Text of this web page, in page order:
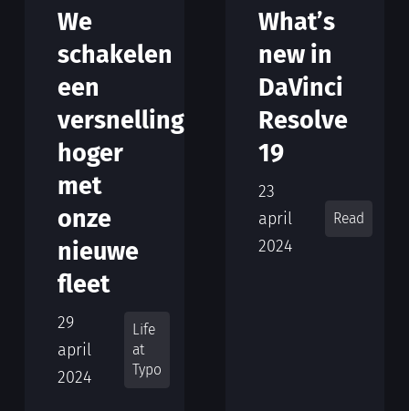
We
schakelen
een
versnelling
hoger
met
onze
nieuwe
fleet
29
april
2024
Life
at
Typo
What’s
new in
DaVinci
Resolve
19
23
april
2024
Read